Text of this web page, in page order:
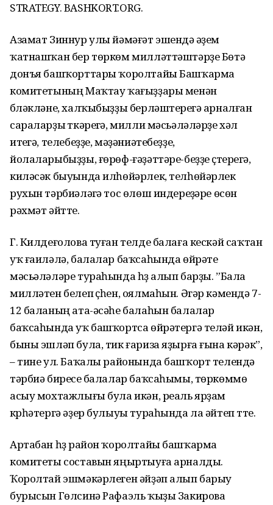
STRATEGY. BASHKORT.ORG.
Азамат Зиннур улы йәмәғәт эшендә әүҙем
ҡатнашҡан бер төркөм милләттәштәрҙе Бөтә
донъя башҡорттары ҡоролтайы Башҡарма
комитетының Маҡтау ҡағыҙҙары менән
бүләкләне, халҡыбыҙҙы берләштереүгә арналған
сараларҙы үткәреүгә, милли мәсьәләләрҙе хәл
итеүгә, телебеҙҙе, мәҙәниәтебеҙҙе,
йолаларыбыҙҙы, ғөрөф-ғәҙәттәре-беҙҙе үҫтереүгә,
киләсәк быуында илһөйәрлек, телһөйәрлек
рухын тәрбиәләүгә тос өлөш индереүҙәре өсөн
рәхмәт әйтте.
Г. Килдеғолова туған телде балаға кескәй саҡтан
уҡ ғаиләлә, балалар баҡсаһында өйрәтеү
мәсьәләләре тураһында һүҙ алып барҙы. ”Бала
милләтен белеп үҫһен, оялмаһын. Әгәр кәмендә 7-
12 баланың ата-әсәһе балаһын балалар
баҡсаһында уҡ башҡортса өйрәтергә теләй икән,
быны эшләп була, тик ғариза яҙырға ғына кәрәк”,
– тине ул. Баҡалы районында башҡорт телендә
тәрбиә биреүсе балалар баҡсаһымы, төркөммө
асыу мохтажлығы була икән, реаль ярҙам
күрһәтергә әҙер булыуы тураһында ла әйтеп үтте.
Артабан һүҙ район ҡоролтайы башҡарма
комитеты составын яңыртыуға арналды.
Ҡоролтай эшмәкәрлеген әйҙәп алып барыу
бурысын Гөлсинә Рафаэль ҡыҙы Закирова